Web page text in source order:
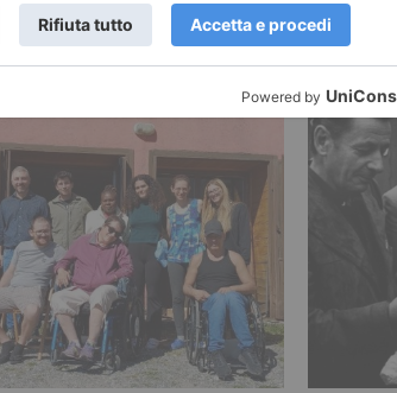
INTERESSARTI...